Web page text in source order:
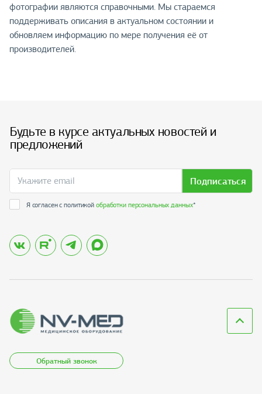
фотографии являются справочными. Мы стараемся
поддерживать описания в актуальном состоянии и
обновляем информацию по мере получения её от
производителей.
Будьте в курсе актуальных новостей и
предложений
Подписаться
Я согласен с политикойобработки персональных данных*
Обратный звонок